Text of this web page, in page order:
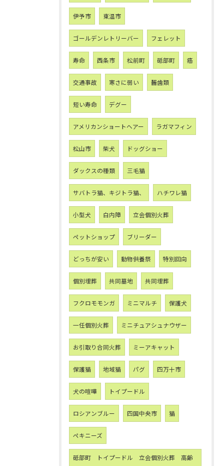
伊予市 東温市
ゴールデンレトリーバー フェレット
寿命 西条市 松前町 砥部町 癌
交通事故 寒さに弱い 齧歯類
短い寿命 デグー
アメリカンショートヘアー ラガマフィン
松山市 柴犬 ドッグショー
ダックスの種類 三毛猫
サバトラ猫、キジトラ猫、 ハチワレ猫
小型犬 白内障 立会個別火葬
ペットショップ ブリーダー
どっちが安い 動物供養祭 特別回向
個別埋葬 共同墓地 共同埋葬
フクロモモンガ ミニマルチ 保護犬
一任個別火葬 ミニチュアシュナウザー
お引取り合同火葬 ミーアキャット
保護猫 地域猫 パグ 四万十市
犬の喧嘩 トイプードル
ロシアンブルー 四国中央市 猫
ペキニーズ
砥部町 トイプードル 立会個別火葬 高齢